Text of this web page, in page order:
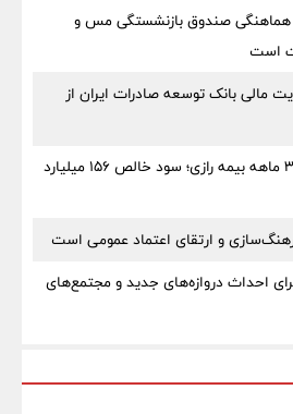
هماهنگی صندوق بازنشستگی مس و
است
حمایت مالی بانک توسعه صادرات ایران از
انتشار صورت‌های مالی ۳ ماهه بیمه رازی؛ سود خالص ۱۵۶ میلیارد
و ارتقای اعتماد عمومی است
احداث دروازه‌های جدید و مجتمع‌های